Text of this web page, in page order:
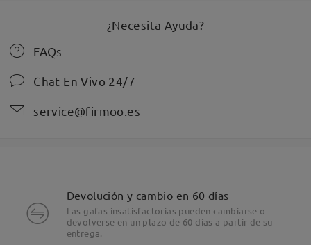
¿Necesita Ayuda?
FAQs
Chat En Vivo 24/7
service@firmoo.es
Devolución y cambio en 60 días
Las gafas insatisfactorias pueden cambiarse o
devolverse en un plazo de 60 días a partir de su
entrega.